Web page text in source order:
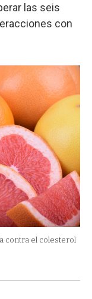
las seis
con
contra el colesterol